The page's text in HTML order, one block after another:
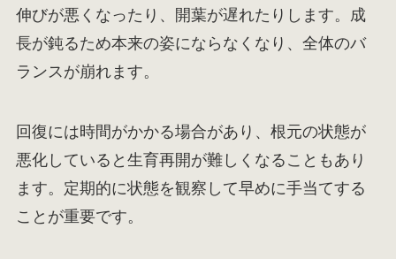
伸びが悪くなったり、開葉が遅れたりします。成
長が鈍るため本来の姿にならなくなり、全体のバ
ランスが崩れます。
回復には時間がかかる場合があり、根元の状態が
悪化していると生育再開が難しくなることもあり
ます。定期的に状態を観察して早めに手当てする
ことが重要です。